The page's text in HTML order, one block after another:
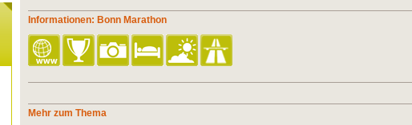
Informationen: Bonn Marathon
Mehr zum Thema